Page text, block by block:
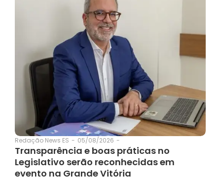
Redação News ES - 05/08/2026 -
Transparência e boas práticas no
Legislativo serão reconhecidas em
evento na Grande Vitória